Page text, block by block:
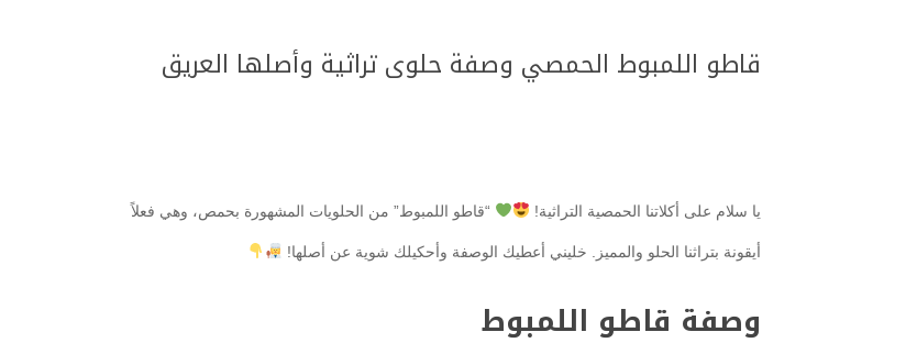
قاطو اللمبوط الحمصي وصفة حلوى تراثية وأصلها العريق
يا سلام على أكلاتنا الحمصية التراثية! “قاطو اللمبوط” من الحلويات المشهورة بحمص، وهي فعلاً
أيقونة بتراثنا الحلو والمميز. خليني أعطيك الوصفة وأحكيلك شوية عن أصلها!
وصفة قاطو اللمبوط